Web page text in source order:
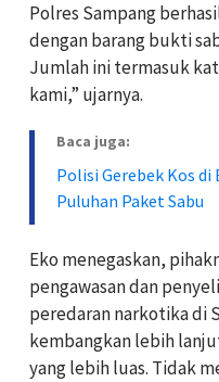
Polres Sampang
dengan barang bukti
Jumlah ini termasuk
kami,” ujarnya.
Baca juga:
Polisi Gerebek Kos
Puluhan Paket Sabu
Eko menegaskan,
pengawasan dan
peredaran narkotika di
kembangkan lebih
yang lebih luas. Tidak